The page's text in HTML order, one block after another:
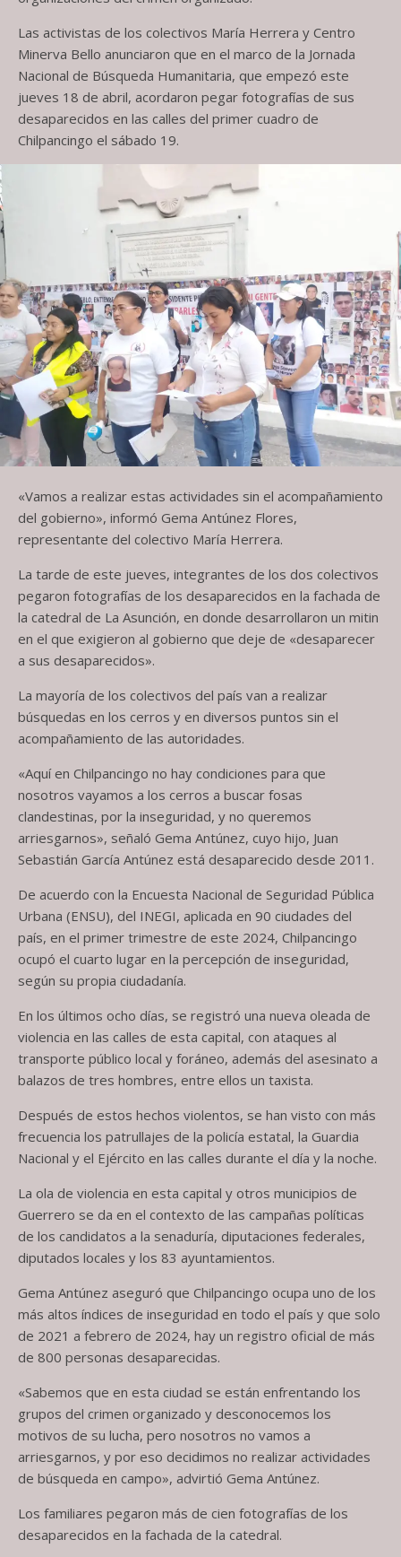
Las activistas de los colectivos María Herrera y Centro
Minerva Bello anunciaron que en el marco de la Jornada
Nacional de Búsqueda Humanitaria, que empezó este
jueves 18 de abril, acordaron pegar fotografías de sus
desaparecidos en las calles del primer cuadro de
Chilpancingo el sábado 19.
«Vamos a realizar estas actividades sin el acompañamiento
del gobierno», informó Gema Antúnez Flores,
representante del colectivo María Herrera.
La tarde de este jueves, integrantes de los dos colectivos
pegaron fotografías de los desaparecidos en la fachada de
la catedral de La Asunción, en donde desarrollaron un mitin
en el que exigieron al gobierno que deje de «desaparecer
a sus desaparecidos».
La mayoría de los colectivos del país van a realizar
búsquedas en los cerros y en diversos puntos sin el
acompañamiento de las autoridades.
«Aquí en Chilpancingo no hay condiciones para que
nosotros vayamos a los cerros a buscar fosas
clandestinas, por la inseguridad, y no queremos
arriesgarnos», señaló Gema Antúnez, cuyo hijo, Juan
Sebastián García Antúnez está desaparecido desde 2011.
De acuerdo con la Encuesta Nacional de Seguridad Pública
Urbana (ENSU), del INEGI, aplicada en 90 ciudades del
país, en el primer trimestre de este 2024, Chilpancingo
ocupó el cuarto lugar en la percepción de inseguridad,
según su propia ciudadanía.
En los últimos ocho días, se registró una nueva oleada de
violencia en las calles de esta capital, con ataques al
transporte público local y foráneo, además del asesinato a
balazos de tres hombres, entre ellos un taxista.
Después de estos hechos violentos, se han visto con más
frecuencia los patrullajes de la policía estatal, la Guardia
Nacional y el Ejército en las calles durante el día y la noche.
La ola de violencia en esta capital y otros municipios de
Guerrero se da en el contexto de las campañas políticas
de los candidatos a la senaduría, diputaciones federales,
diputados locales y los 83 ayuntamientos.
Gema Antúnez aseguró que Chilpancingo ocupa uno de los
más altos índices de inseguridad en todo el país y que solo
de 2021 a febrero de 2024, hay un registro oficial de más
de 800 personas desaparecidas.
«Sabemos que en esta ciudad se están enfrentando los
grupos del crimen organizado y desconocemos los
motivos de su lucha, pero nosotros no vamos a
arriesgarnos, y por eso decidimos no realizar actividades
de búsqueda en campo», advirtió Gema Antúnez.
Los familiares pegaron más de cien fotografías de los
desaparecidos en la fachada de la catedral.